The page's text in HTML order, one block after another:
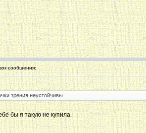
сообщения:
зрения неустойчивы
бы я такую не купила.